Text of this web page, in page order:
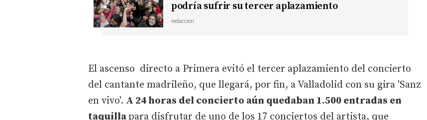
podría sufrir su tercer aplazamiento
redaccion
El ascenso directo a Primera evitó el tercer aplazamiento del concierto
del cantante madrileño, que llegará, por fin, a Valladolid con su gira 'Sanz
en vivo'. A 24 horas del concierto aún quedaban 1.500 entradas en
taquillapara disfrutar de uno de los 17 conciertos del artista, que